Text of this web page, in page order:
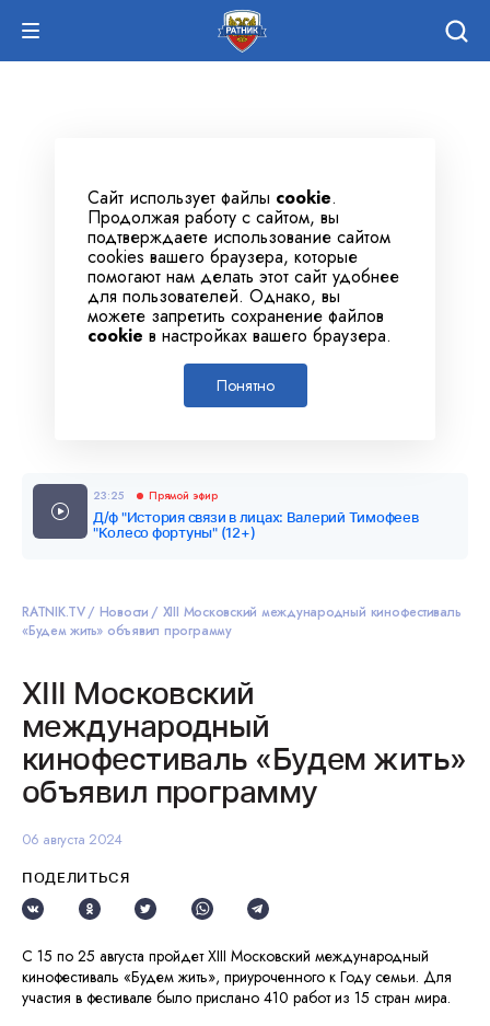
Сайт использует файлы cookie.
Продолжая работу с сайтом, вы
подтверждаете использование сайтом
cookies вашего браузера, которые
помогают нам делать этот сайт удобнее
для пользователей. Однако, вы
можете запретить сохранение файлов
cookie в настройках вашего браузера.
Понятно
23:25 Прямой эфир
Д/ф "История связи в лицах: Валерий Тимофеев
"Колесо фортуны" (12+)
RATNIK.TV Новости
ХIII Московский международный кинофестиваль
«Будем жить» объявил программу
ХIII Московский
международный
кинофестиваль «Будем жить»
объявил программу
06 августа 2024
ПОДЕЛИТЬСЯ
С 15 по 25 августа пройдет ХIII Московский международный
кинофестиваль «Будем жить», приуроченного к Году семьи. Для
участия в фестивале было прислано 410 работ из 15 стран мира.